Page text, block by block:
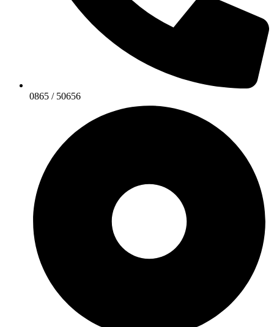
0865 / 50656